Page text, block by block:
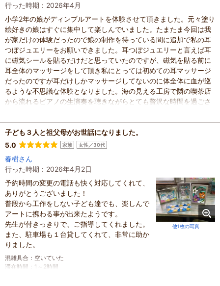
行った時期：2026年4月
小学2年の娘がディンプルアートを体験させて頂きました。元々塗り
絵好きの娘はすぐに集中して楽しんでいました。たまたま今回は我
が家だけの体験だったので娘の制作を待っている間に追加で私の耳
つぼジュエリーをお願いできました。耳つぼジュエリーと言えば耳
に磁気シールを貼るだけだと思っていたのですが、磁気を貼る前に
耳全体のマッサージをして頂き私にとっては初めての耳マッサージ
だったのですが耳だけしかマッサージしてないのに体全体に血が巡
るような不思議な体験となりました。海の見える工房で隣の喫茶店
から流れるピアノの生演奏を聴きながらとても贅沢な時間を過ごさ
し、夫にも耳つぼジュエリーを体験させたほど私にとっては素敵な
体験でした。先生の初めて会った人を緊張させない素敵な魅力も相
まって娘だけでなく家族全員大満足の体験となりました。
混雑具合：
滞在時間 ：1～2時間
家族の内訳： お子様、 配偶者、
子どもの年齢：7～12歳、
人数：3人～5人
投稿日
：2026年4月27日
子ども３人と祖父母がお世話になりました。
5.0
家族 女性／30代
春樹さん
行った時期：2026年4月2日
他1枚の写真
予約時間の変更の電話も快く対応してくれて、
ありがとうございました！
普段から工作をしない子ども達でも、楽しんで
アートに携わる事が出来たようです。
先生が付きっきりで、ご指導してくれました。
また、駐車場も１台貸してくれて、非常に助か
りました。
混雑具合 ： 空いていた
滞在時間 ： 1～2時間